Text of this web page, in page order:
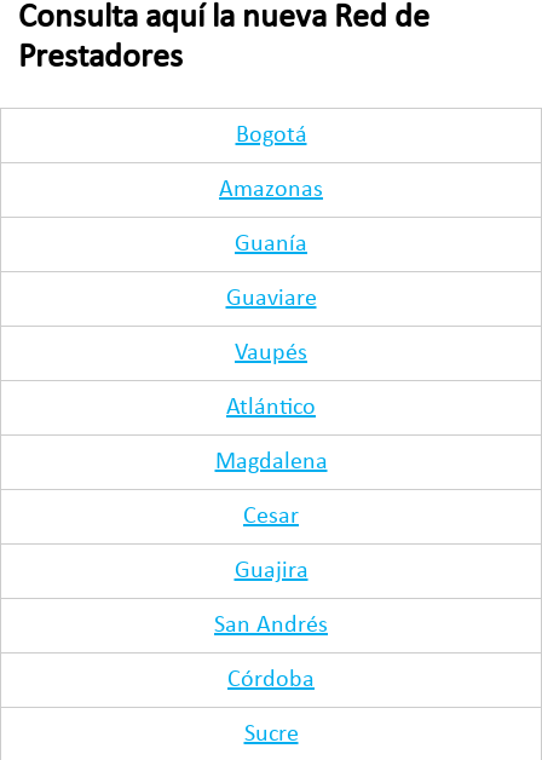
Consulta aquí la nueva Red de
Prestadores
Bogotá
Amazonas
Guanía
Guaviare
Vaupés
Atlántico
Magdalena
Cesar
Guajira
San Andrés
Córdoba
Sucre